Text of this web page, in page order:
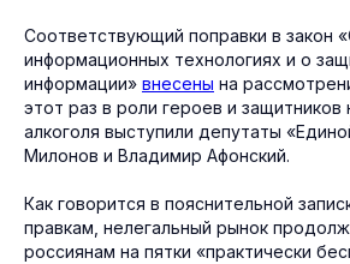
Соответствующий поправки в закон
информационных технологиях и о
информации» внесены на
этот раз в роли героев и защитников
алкоголя выступили депутаты
Милонов и Владимир Афонский.
Как говорится в пояснительной
правкам, нелегальный рынок
россиянам на пятки «практически